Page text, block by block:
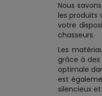
Nous
les produits
votre
chasseurs.
Les
grâce à
optimale
est
silencieux